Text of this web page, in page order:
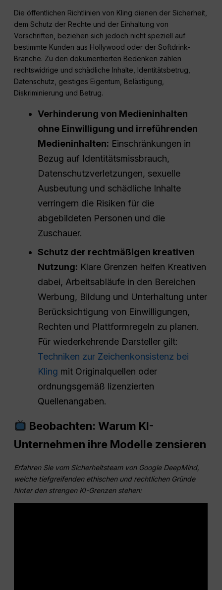
Die öffentlichen Richtlinien von Kling dienen der Sicherheit,
dem Schutz der Rechte und der Einhaltung von
Vorschriften, beziehen sich jedoch nicht speziell auf
bestimmte Kunden aus Hollywood oder der Softdrink-
Branche. Zu den dokumentierten Bedenken zählen
rechtswidrige und schädliche Inhalte, Identitätsbetrug,
Datenschutz, geistiges Eigentum, Belästigung,
Diskriminierung und Betrug.
Verhinderung von Medieninhalten
ohne Einwilligung und irreführenden
Medieninhalten: Einschränkungen in
Bezug auf Identitätsmissbrauch,
Datenschutzverletzungen, sexuelle
Ausbeutung und schädliche Inhalte
verringern die Risiken für die
abgebildeten Personen und die
Zuschauer.
Schutz der rechtmäßigen kreativen
Nutzung: Klare Grenzen helfen Kreativen
dabei, Arbeitsabläufe in den Bereichen
Werbung, Bildung und Unterhaltung unter
Berücksichtigung von Einwilligungen,
Rechten und Plattformregeln zu planen.
Für wiederkehrende Darsteller gilt:
Techniken zur Zeichenkonsistenz bei
Kling mit Originalquellen oder
ordnungsgemäß lizenzierten
Quellenangaben.
Beobachten: Warum KI-
Unternehmen ihre Modelle zensieren
Erfahren Sie vom Sicherheitsteam von Google DeepMind,
welche tiefgreifenden ethischen und rechtlichen Gründe
hinter den strengen KI-Grenzen stehen: